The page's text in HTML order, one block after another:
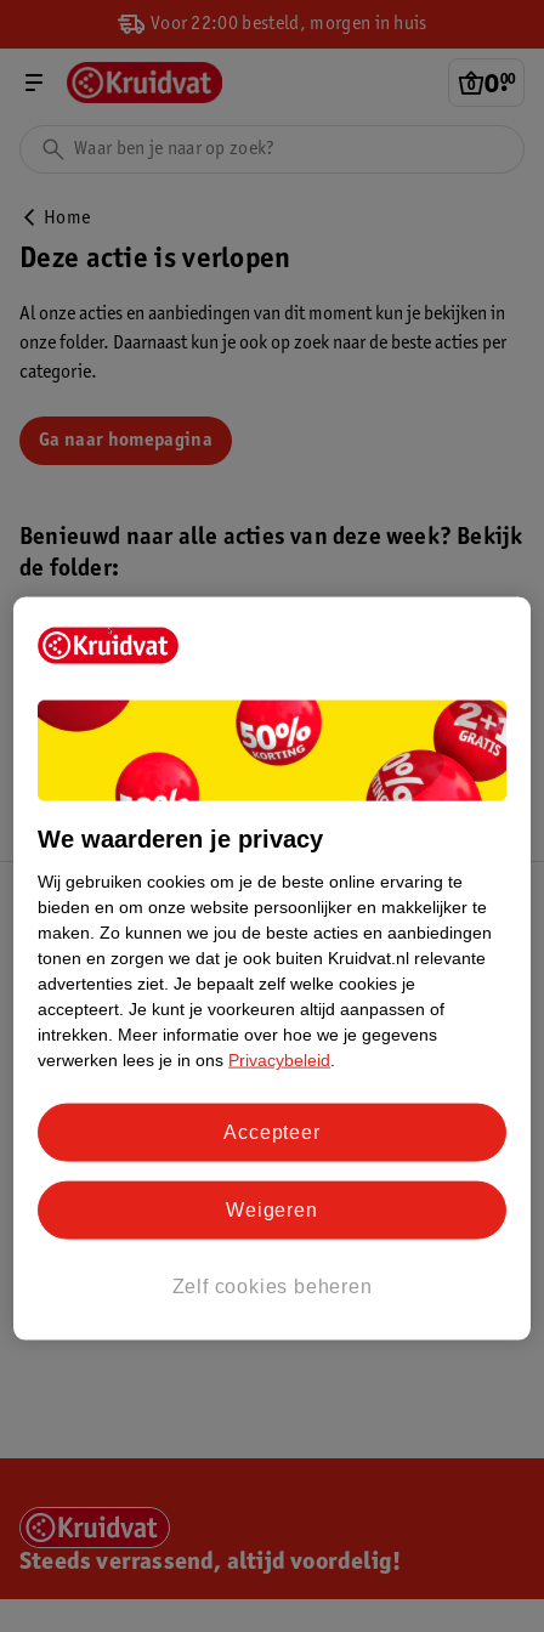
Voor 22:00 besteld, morgen in huis
0.
00
Home
Deze actie is verlopen
Al onze acties en aanbiedingen van dit moment kun je bekijken in
onze folder. Daarnaast kun je ook op zoek naar de beste acties per
categorie.
Ga naar homepagina
Benieuwd naar alle acties van deze week? Bekijk
de folder:
Kruidvat folder
augustus 2026.
Kruidvat Club
Klantenservice
Over Kruidvat
Steeds verrassend, altijd voordelig!
We waarderen je privacy
Wij gebruiken cookies om je de beste online ervaring te
bieden en om onze website persoonlijker en makkelijker te
maken. Zo kunnen we jou de beste acties en aanbiedingen
tonen en zorgen we dat je ook buiten Kruidvat.nl relevante
advertenties ziet. Je bepaalt zelf welke cookies je
accepteert. Je kunt je voorkeuren altijd aanpassen of
intrekken.
Meer informatie over hoe we je gegevens
verwerken lees je in ons Privacybeleid
Zelf cookies beheren
Weigeren
Accepteer